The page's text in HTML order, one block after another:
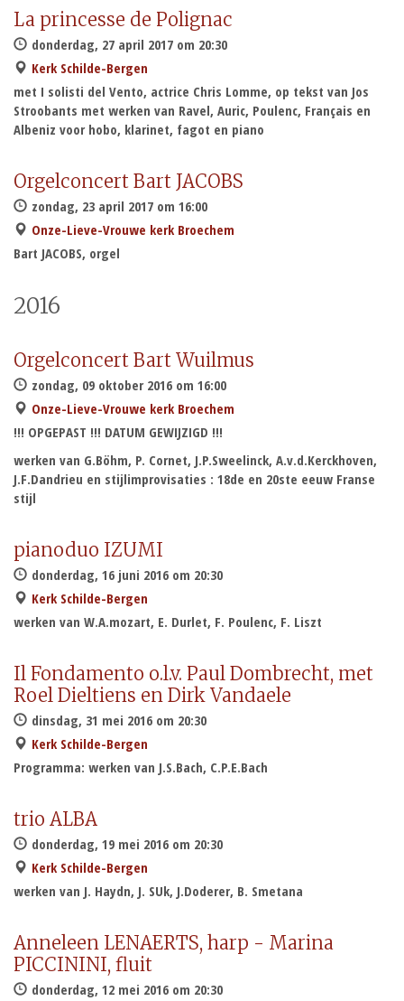
La princesse de Polignac
donderdag, 27 april 2017 om 20:30
Kerk Schilde-Bergen
met I solisti del Vento, actrice Chris Lomme, op tekst van Jos
Stroobants met werken van Ravel, Auric, Poulenc, Français en
Albeniz voor hobo, klarinet, fagot en piano
Orgelconcert Bart JACOBS
zondag, 23 april 2017 om 16:00
Onze-Lieve-Vrouwe kerk Broechem
Bart JACOBS, orgel
2016
Orgelconcert Bart Wuilmus
zondag, 09 oktober 2016 om 16:00
Onze-Lieve-Vrouwe kerk Broechem
!!! OPGEPAST !!! DATUM GEWIJZIGD !!!
werken van G.Böhm, P. Cornet, J.P.Sweelinck, A.v.d.Kerckhoven,
J.F.Dandrieu en stijlimprovisaties : 18de en 20ste eeuw Franse
stijl
pianoduo IZUMI
donderdag, 16 juni 2016 om 20:30
Kerk Schilde-Bergen
werken van W.A.mozart, E. Durlet, F. Poulenc, F. Liszt
Il Fondamento o.l.v. Paul Dombrecht, met
Roel Dieltiens en Dirk Vandaele
dinsdag, 31 mei 2016 om 20:30
Kerk Schilde-Bergen
Programma: werken van J.S.Bach, C.P.E.Bach
trio ALBA
donderdag, 19 mei 2016 om 20:30
Kerk Schilde-Bergen
werken van J. Haydn, J. SUk, J.Doderer, B. Smetana
Anneleen LENAERTS, harp - Marina
PICCININI, fluit
donderdag, 12 mei 2016 om 20:30